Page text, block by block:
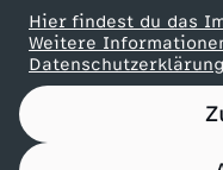
Hier findest du das
Weitere
e
n
Partner